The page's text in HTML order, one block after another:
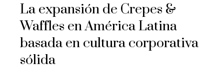
La expansión de Crepes &
Waffles en América Latina
basada en cultura corporativa
sólida